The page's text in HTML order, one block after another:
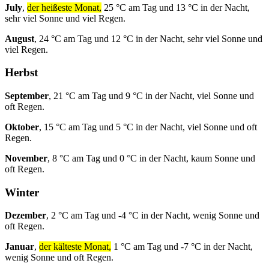
July, der heißeste Monat, 25 °C am Tag und 13 °C in der Nacht,
sehr viel Sonne und viel Regen.
August, 24 °C am Tag und 12 °C in der Nacht, sehr viel Sonne und
viel Regen.
Herbst
September, 21 °C am Tag und 9 °C in der Nacht, viel Sonne und
oft Regen.
Oktober, 15 °C am Tag und 5 °C in der Nacht, viel Sonne und oft
Regen.
November, 8 °C am Tag und 0 °C in der Nacht, kaum Sonne und
oft Regen.
Winter
Dezember, 2 °C am Tag und -4 °C in der Nacht, wenig Sonne und
oft Regen.
Januar, der kälteste Monat, 1 °C am Tag und -7 °C in der Nacht,
wenig Sonne und oft Regen.